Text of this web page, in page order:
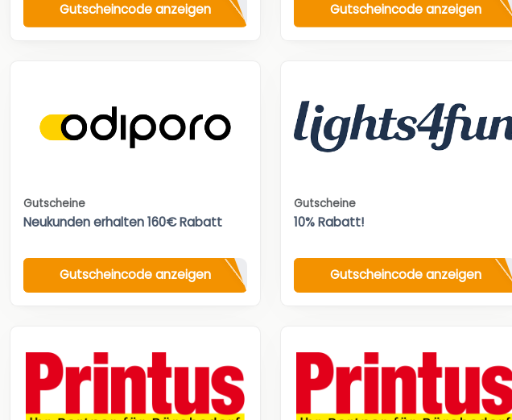
Gutscheincode anzeigen Gutscheincode anzeigen
Gutscheine
Neukunden erhalten 160€ Rabatt
Gutscheincode anzeigen
Gutscheine
10% Rabatt!
Gutscheincode anzeigen